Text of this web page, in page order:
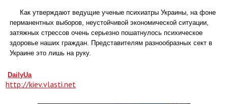
Как утверждают ведущие ученые психиатры Украины, на фоне
перманентных выборов, неустойчивой экономической ситуации,
затяжных стрессов очень серьезно пошатнулось психическое
здоровье наших граждан. Представителям разнообразных сект в
Украине это лишь на руку.
DailyUa
http://kiev.vlasti.net